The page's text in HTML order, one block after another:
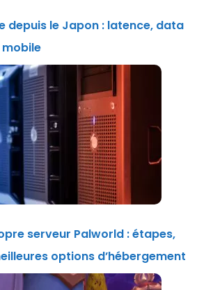
depuis le Japon : latence, data
serveur Palworld : étapes,
options d’hébergement